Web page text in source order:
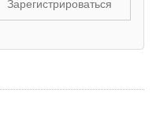
Зарегистрироваться